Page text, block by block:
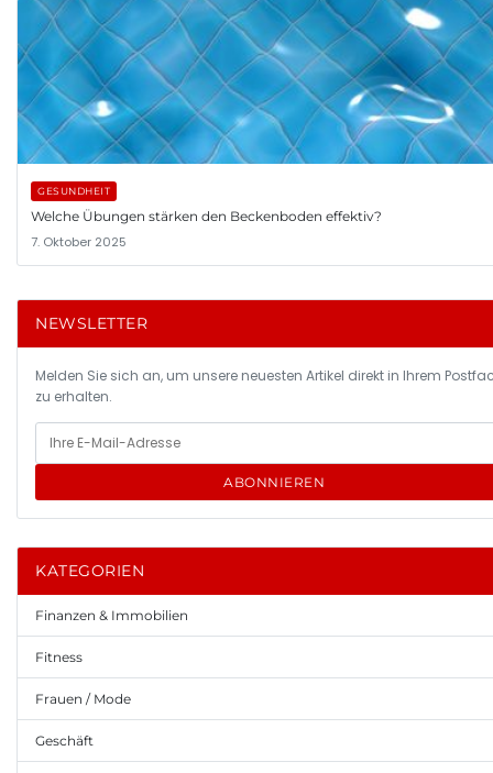
GESUNDHEIT
Welche Übungen stärken den Beckenboden effektiv?
7. Oktober 2025
NEWSLETTER
Melden Sie sich an, um unsere neuesten Artikel direkt in Ihrem
zu erhalten.
ABONNIEREN
KATEGORIEN
Finanzen & Immobilien
Fitness
Frauen / Mode
Geschäft